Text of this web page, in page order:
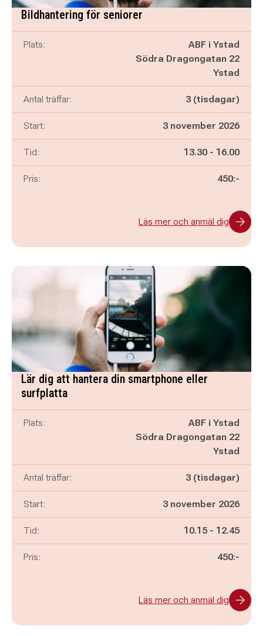
Bildhantering för seniorer
Plats:
ABF i Ystad
Södra Dragongatan 22
Ystad
Antal träffar: 3 (tisdagar)
Start: 3 november 2026
Tid: Pågår mellan
13.30 - och
16.00
Pris: 450:-
Läs mer och anmäl dig
Lär dig att hantera din smartphone eller
surfplatta
Plats:
ABF i Ystad
Södra Dragongatan 22
Ystad
Antal träffar: 3 (tisdagar)
Start: 3 november 2026
Tid: Pågår mellan
10.15 - och
12.45
Pris: 450:-
Läs mer och anmäl dig